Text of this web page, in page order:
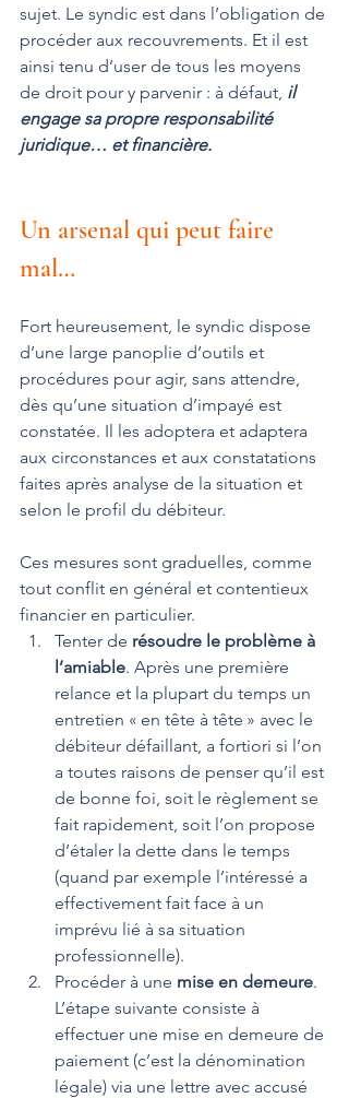
sujet. Le syndic est dans l’obligation de
procéder aux recouvrements. Et il est
ainsi tenu d’user de tous les moyens
de droit pour y parvenir : à défaut, il
engage sa propre responsabilité
juridique… et financière.
Un arsenal qui peut faire
mal…
Fort heureusement, le syndic dispose
d’une large panoplie d’outils et
procédures pour agir, sans attendre,
dès qu’une situation d’impayé est
constatée. Il les adoptera et adaptera
aux circonstances et aux constatations
faites après analyse de la situation et
selon le profil du débiteur.
Ces mesures sont graduelles, comme
tout conflit en général et contentieux
financier en particulier.
Tenter de résoudre le problème à
l’amiable. Après une première
relance et la plupart du temps un
entretien « en tête à tête » avec le
débiteur défaillant, a fortiori si l’on
a toutes raisons de penser qu’il est
de bonne foi, soit le règlement se
fait rapidement, soit l’on propose
d’étaler la dette dans le temps
(quand par exemple l’intéressé a
effectivement fait face à un
imprévu lié à sa situation
professionnelle).
Procéder à une mise en demeure.
L’étape suivante consiste à
effectuer une mise en demeure de
paiement (c’est la dénomination
légale) via une lettre avec accusé